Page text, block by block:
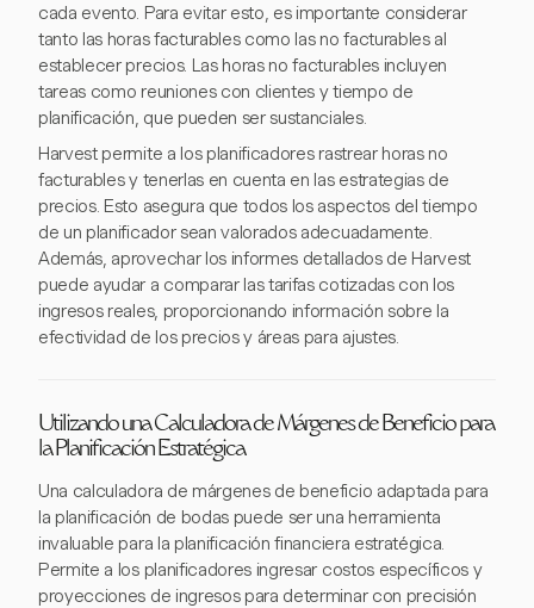
cada evento. Para evitar esto, es importante considerar
tanto las horas facturables como las no facturables al
establecer precios. Las horas no facturables incluyen
tareas como reuniones con clientes y tiempo de
planificación, que pueden ser sustanciales.
Harvest permite a los planificadores rastrear horas no
facturables y tenerlas en cuenta en las estrategias de
precios. Esto asegura que todos los aspectos del tiempo
de un planificador sean valorados adecuadamente.
Además, aprovechar los informes detallados de Harvest
puede ayudar a comparar las tarifas cotizadas con los
ingresos reales, proporcionando información sobre la
efectividad de los precios y áreas para ajustes.
Utilizando una Calculadora de Márgenes de Beneficio para
la Planificación Estratégica
Una calculadora de márgenes de beneficio adaptada para
la planificación de bodas puede ser una herramienta
invaluable para la planificación financiera estratégica.
Permite a los planificadores ingresar costos específicos y
proyecciones de ingresos para determinar con precisión